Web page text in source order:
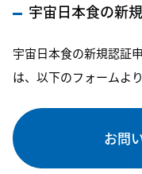
宇宙日本食の新
宇宙日本食の新規認証
は、以下のフォームよ
お問